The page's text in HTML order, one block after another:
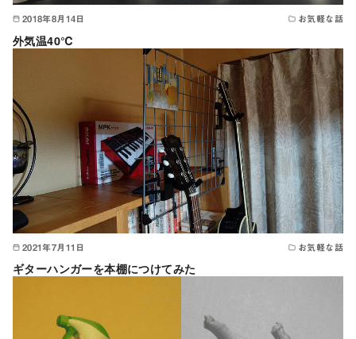
2018年8月14日 お気軽な話
外気温40℃
2021年7月11日 お気軽な話
ギターハンガーを本棚につけてみた